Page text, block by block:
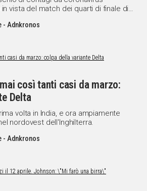
vista del match dei quarti di finale di
- Adnkronos
così tanti casi da marzo:
Delta
volta in India, e ora ampiamente
nordovest dell'Inghilterra.
- Adnkronos